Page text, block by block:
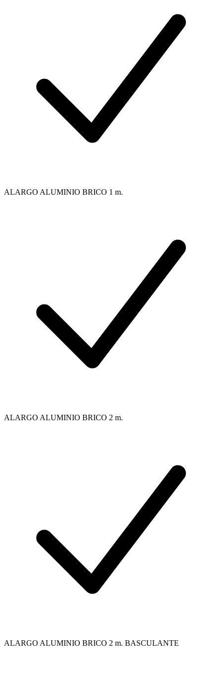
ALARGO ALUMINIO BRICO 1 m.
ALARGO ALUMINIO BRICO 2 m.
ALARGO ALUMINIO BRICO 2 m. BASCULANTE